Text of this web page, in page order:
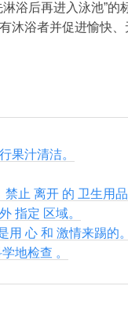
浴后再进入泳池”
沐浴者并促进愉快、
果汁清洁。
止 离开 的 卫生用
指定 区域。
用 心 和 激情来踢的。
地检查 。